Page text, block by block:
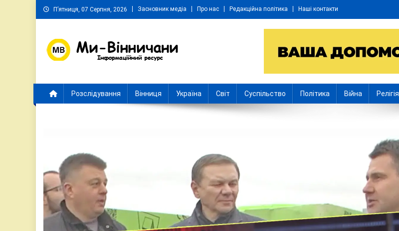
Skip
to
П’ятниця, 07 Серпня, 2026 Засновник медіа Про нас Редакційна політика Наші контакти
Розслідування Вінниця Україна Світ Суспільство Політика Війна Релігія